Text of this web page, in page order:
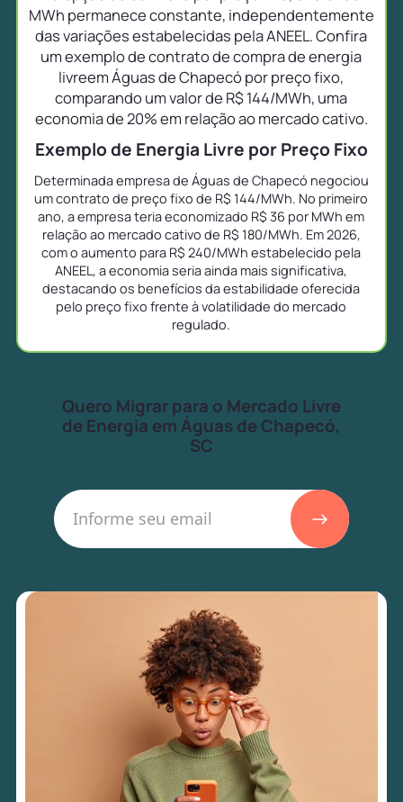
MWh permanece constante, independentemente
das variações estabelecidas pela ANEEL. Confira
um exemplo de contrato de compra de energia
livreem Águas de Chapecó por preço fixo,
comparando um valor de R$ 144/MWh, uma
economia de 20% em relação ao mercado cativo.
Exemplo de Energia Livre por Preço Fixo
Determinada empresa de Águas de Chapecó negociou
um contrato de preço fixo de R$ 144/MWh. No primeiro
ano, a empresa teria economizado R$ 36 por MWh em
relação ao mercado cativo de R$ 180/MWh. Em 2026,
com o aumento para R$ 240/MWh estabelecido pela
ANEEL, a economia seria ainda mais significativa,
destacando os benefícios da estabilidade oferecida
pelo preço fixo frente à volatilidade do mercado
regulado.
Quero Migrar para o Mercado Livre
de Energia em Águas de Chapecó,
SC